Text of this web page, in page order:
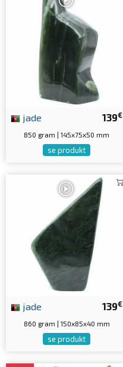
139€
jade
850 gram | 145x75x50 mm
se produkt
139€
jade
860 gram | 150x85x40 mm
se produkt